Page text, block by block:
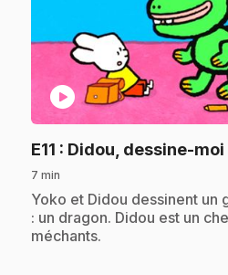
play_circle
E11 : Didou, dessine-
7 min
.Yoko et Didou dessinent un
: un dragon. Didou est un
méchants.